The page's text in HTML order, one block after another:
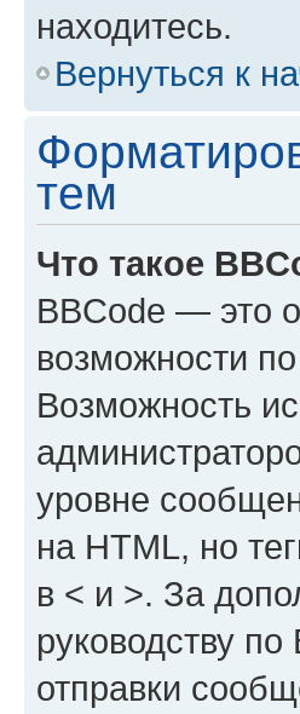
находитесь.
Вернуться к
тем
Что такое
BBCode — это
возможности
Возможность
уровне
на HTML, но
в < и >. За
руководству
отправки